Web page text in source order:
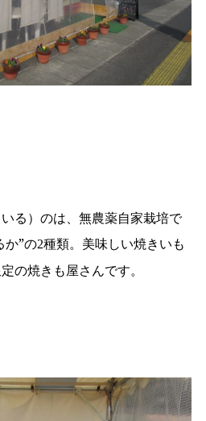
る）のは、無農薬自家栽培で
か”の2種類。美味しい焼きいも
の焼きも屋さんです。